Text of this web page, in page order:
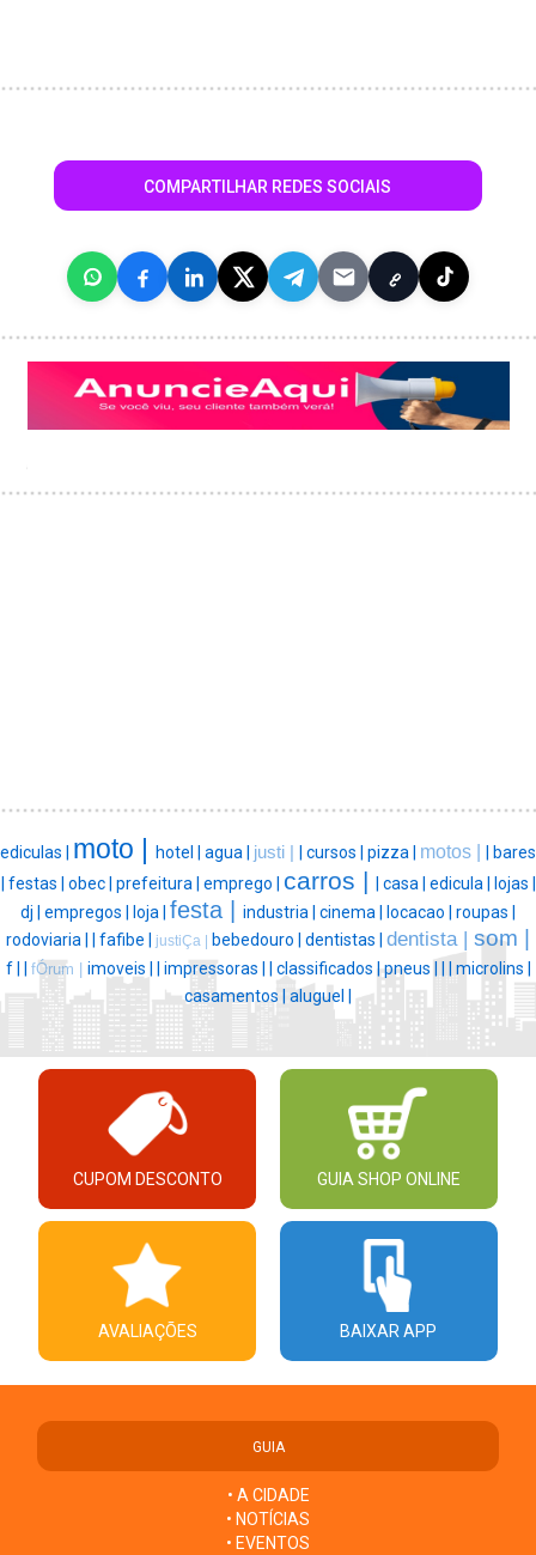
COMPARTILHAR REDES SOCIAIS
ediculas | moto | hotel | agua | justi | | cursos | pizza | motos | | bares
| festas | obec | prefeitura | emprego | carros | | casa | edicula | lojas |
dj | empregos | loja | festa | industria | cinema | locacao | roupas |
rodoviaria | | fafibe | justiÇa | bebedouro | dentistas | dentista | som |
f | | fÓrum | imoveis | | impressoras | | classificados |pneus | | | microlins |
casamentos | aluguel |
CUPOM DESCONTO GUIA SHOP ONLINE
AVALIAÇÕES BAIXAR APP
GUIA
• A CIDADE
• NOTÍCIAS
• EVENTOS